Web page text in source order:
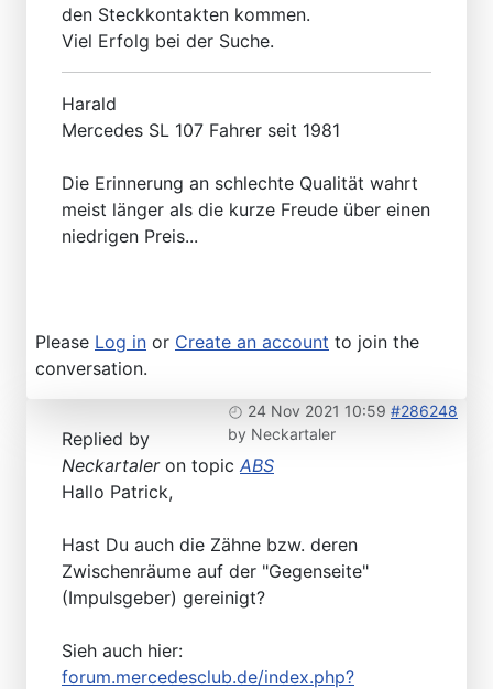
den Steckkontakten kommen.
Viel Erfolg bei der Suche.
Harald
Mercedes SL 107 Fahrer seit 1981
Die Erinnerung an schlechte Qualität wahrt
meist länger als die kurze Freude über einen
niedrigen Preis...
Please Log in or Create an account to join the
conversation.
24 Nov 2021 10:59 #286248
by Neckartaler
Replied by
Neckartaleron topic ABS
Hallo Patrick,
Hast Du auch die Zähne bzw. deren
Zwischenräume auf der "Gegenseite"
(Impulsgeber) gereinigt?
Sieh auch hier:
forum.mercedesclub.de/index.php?